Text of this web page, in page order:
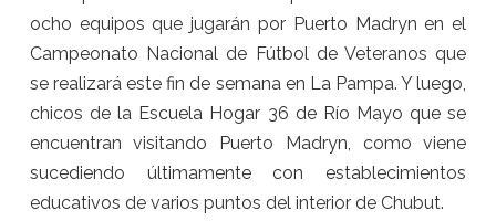
ocho equipos que jugarán por Puerto Madryn en el
Campeonato Nacional de Fútbol de Veteranos que
se realizará este fin de semana en La Pampa. Y luego,
chicos de la Escuela Hogar 36 de Río Mayo que se
encuentran visitando Puerto Madryn, como viene
sucediendo últimamente con establecimientos
educativos de varios puntos del interior de Chubut.